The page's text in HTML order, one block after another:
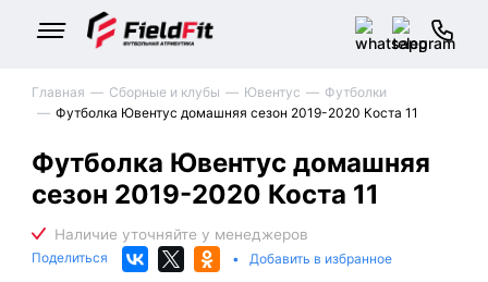
Главная Сборные и клубы Ювентус
Футболки
Футболка Ювентус домашняя сезон 2019-2020 Коста 11
Футболка Ювентус домашняя
сезон 2019-2020 Коста 11
Поделиться • Добавить в избранное